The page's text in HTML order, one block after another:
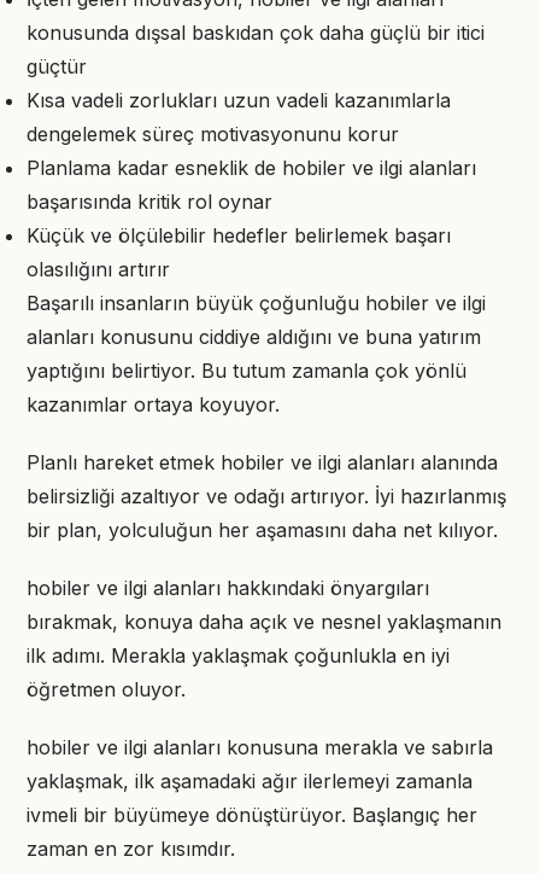
konusunda dışsal baskıdan çok daha güçlü bir itici
güçtür
Kısa vadeli zorlukları uzun vadeli kazanımlarla
dengelemek süreç motivasyonunu korur
Planlama kadar esneklik de hobiler ve ilgi alanları
başarısında kritik rol oynar
Küçük ve ölçülebilir hedefler belirlemek başarı
olasılığını artırır
Başarılı insanların büyük çoğunluğu hobiler ve ilgi
alanları konusunu ciddiye aldığını ve buna yatırım
yaptığını belirtiyor. Bu tutum zamanla çok yönlü
kazanımlar ortaya koyuyor.
Planlı hareket etmek hobiler ve ilgi alanları alanında
belirsizliği azaltıyor ve odağı artırıyor. İyi hazırlanmış
bir plan, yolculuğun her aşamasını daha net kılıyor.
hobiler ve ilgi alanları hakkındaki önyargıları
bırakmak, konuya daha açık ve nesnel yaklaşmanın
ilk adımı. Merakla yaklaşmak çoğunlukla en iyi
öğretmen oluyor.
hobiler ve ilgi alanları konusuna merakla ve sabırla
yaklaşmak, ilk aşamadaki ağır ilerlemeyi zamanla
ivmeli bir büyümeye dönüştürüyor. Başlangıç her
zaman en zor kısımdır.